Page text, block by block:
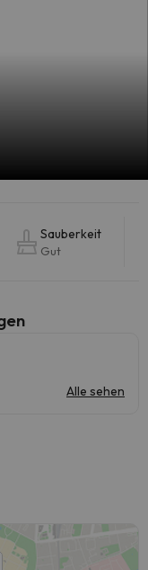
Sauberkeit
Gut
Alle sehen